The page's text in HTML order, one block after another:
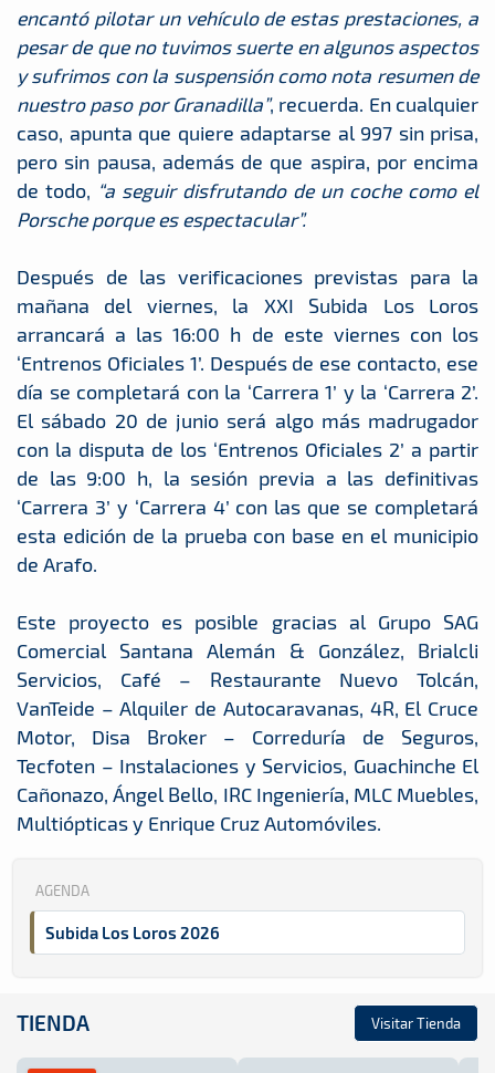
encantó pilotar un vehículo de estas prestaciones, a
pesar de que no tuvimos suerte en algunos aspectos
y sufrimos con la suspensión como nota resumen de
nuestro paso por Granadilla”, recuerda. En cualquier
caso, apunta que quiere adaptarse al 997 sin prisa,
pero sin pausa, además de que aspira, por encima
de todo, “a seguir disfrutando de un coche como el
Porsche porque es espectacular”.
Después de las verificaciones previstas para la
mañana del viernes, la XXI Subida Los Loros
arrancará a las 16:00 h de este viernes con los
‘Entrenos Oficiales 1’. Después de ese contacto, ese
día se completará con la ‘Carrera 1’ y la ‘Carrera 2’.
El sábado 20 de junio será algo más madrugador
con la disputa de los ‘Entrenos Oficiales 2’ a partir
de las 9:00 h, la sesión previa a las definitivas
‘Carrera 3’ y ‘Carrera 4’ con las que se completará
esta edición de la prueba con base en el municipio
de Arafo.
Este proyecto es posible gracias al Grupo SAG
Comercial Santana Alemán & González, Brialcli
Servicios, Café – Restaurante Nuevo Tolcán,
VanTeide – Alquiler de Autocaravanas, 4R, El Cruce
Motor, Disa Broker – Correduría de Seguros,
Tecfoten – Instalaciones y Servicios, Guachinche El
Cañonazo, Ángel Bello, IRC Ingeniería, MLC Muebles,
Multiópticas y Enrique Cruz Automóviles.
AGENDA
Subida Los Loros 2026
TIENDA Visitar Tienda